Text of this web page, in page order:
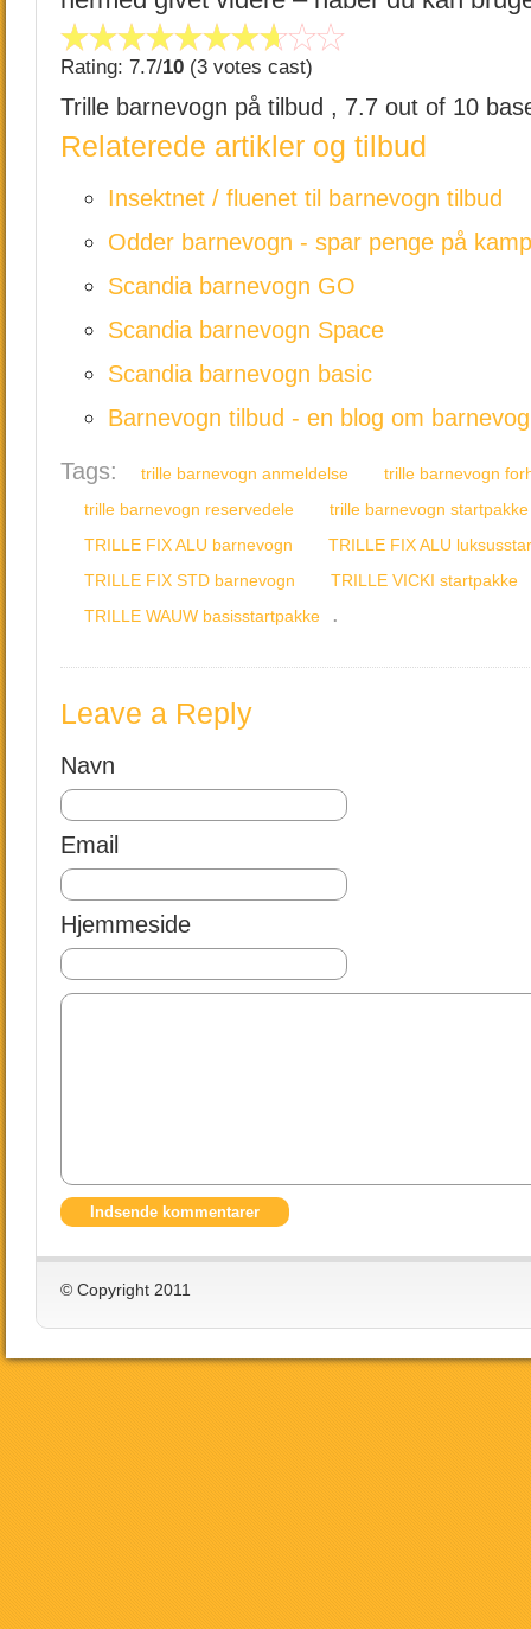
Rating: 7.7/10 (3 votes cast)
Trille barnevogn på tilbud , 7.7 out of 10
Relaterede artikler og tilbud
Insektnet / fluenet til barnevogn tilbud
Odder barnevogn - spar penge på
Scandia barnevogn GO
Scandia barnevogn Space
Scandia barnevogn basic
Barnevogn tilbud - en blog om
Tags: trille barnevogn anmeldelse
trille barnevogn
trille barnevogn reservedele
trille barnevogn startpakke
TRILLE FIX ALU barnevogn
TRILLE FIX ALU
TRILLE FIX STD barnevogn
TRILLE VICKI startpakke
TRILLE WAUW basisstartpakke
.
Leave a Reply
Navn
Email
Hjemmeside
© Copyright 2011